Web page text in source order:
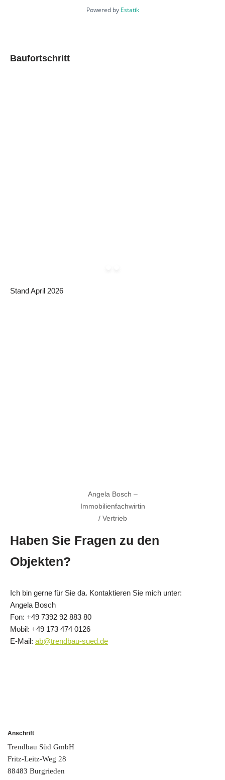
Powered by Estatik
Baufortschritt
Stand April 2026
Angela Bosch –
Immobilienfachwirtin
/ Vertrieb
Haben Sie Fragen zu den
Objekten?
Ich bin gerne für Sie da. Kontaktieren Sie mich unter:
Angela Bosch
Fon: +49 7392 92 883 80
Mobil: +49 173 474 0126
E-Mail: ab@trendbau-sued.de
Anschrift
Trendbau Süd GmbH
Fritz-Leitz-Weg 28
88483 Burgrieden